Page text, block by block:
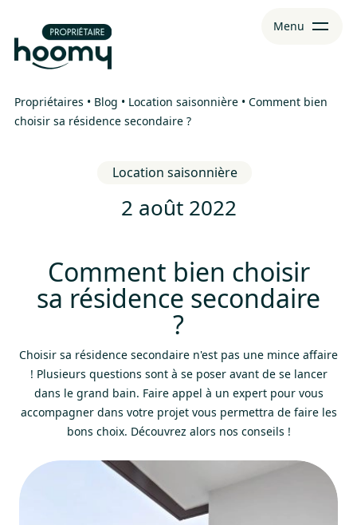
au
menu
contenu
Menu
Propriétaires • Blog • Location saisonnière • Comment bien
choisir sa résidence secondaire ?
Location saisonnière
2 août 2022
Comment bien choisir
sa résidence secondaire
?
Choisir sa résidence secondaire n'est pas une mince affaire
! Plusieurs questions sont à se poser avant de se lancer
dans le grand bain. Faire appel à un expert pour vous
accompagner dans votre projet vous permettra de faire les
bons choix. Découvrez alors nos conseils !